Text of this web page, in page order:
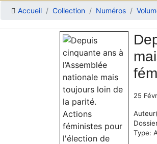
Accueil Collection Numéros
25
Type: